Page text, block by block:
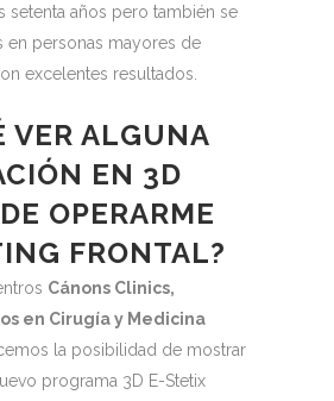
setenta años pero también se
en personas mayores de
excelentes resultados.
VER ALGUNA
EN 3D
OPERARME
FRONTAL?
Cánons Clinics,
en Cirugía y Medicina
la posibilidad de mostrar
programa 3D E-Stetix